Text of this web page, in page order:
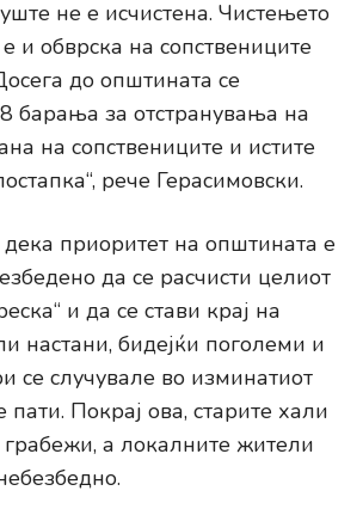
не е исчистена. Чистењето
и обврска на сопствениците
до општината се
барања за отстранувања на
на сопствениците и истите
рече Герасимовски.
дека приоритет на општината е
да се расчисти целиот
и да се стави крај на
настани, бидејќи поголеми и
се случувале во изминатиот
Покрај ова, старите хали
а локалните жители